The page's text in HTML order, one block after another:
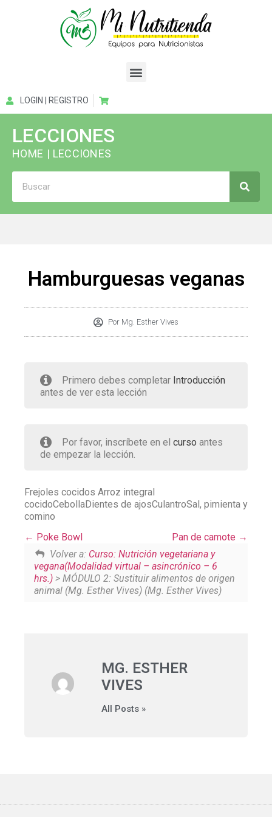
LOGIN | REGISTRO
LECCIONES
HOME | LECCIONES
Hamburguesas veganas
Por Mg. Esther Vives
Primero debes completar Introducción
antes de ver esta lección
Por favor, inscríbete en el curso antes
de empezar la lección.
Frejoles cocidos Arroz integral
cocidoCebollaDientes de ajosCulantroSal, pimienta y
comino
Poke Bowl
Pan de camote
Volver a: Curso: Nutrición vegetariana y
vegana(Modalidad virtual – asincrónico – 6
hrs.) > MÓDULO 2: Sustituir alimentos de origen
animal (Mg. Esther Vives) (Mg. Esther Vives)
MG. ESTHER
VIVES
All Posts »